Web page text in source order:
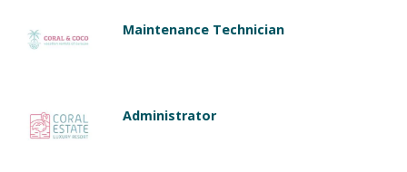
Maintenance Technician
Administrator